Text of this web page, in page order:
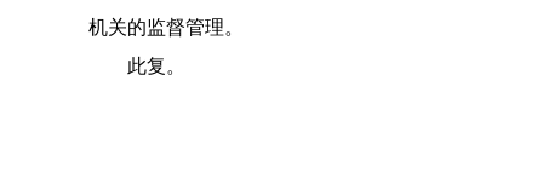
机关的监督管理。
此复。